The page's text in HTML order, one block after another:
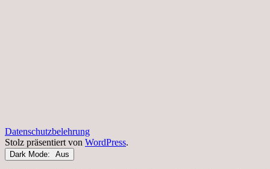
Datenschutzbelehrung
Stolz präsentiert von WordPress.
Dark Mode: